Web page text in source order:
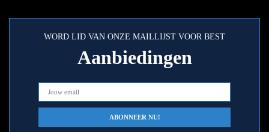
WORD LID VAN ONZE MAILLIJST VOOR BEST
Aanbiedingen